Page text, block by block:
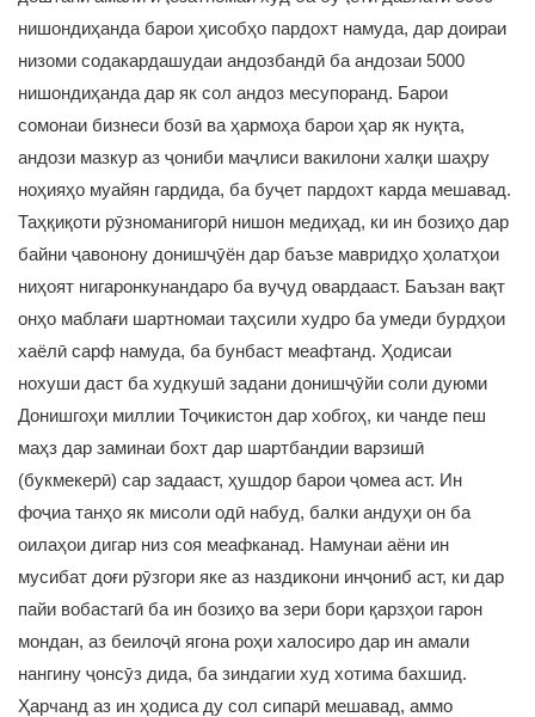
нишондиҳанда барои ҳисобҳо пардохт намуда, дар доираи
низоми содакардашудаи андозбандӣ ба андозаи 5000
нишондиҳанда дар як сол андоз месупоранд. Барои
сомонаи бизнеси бозӣ ва ҳармоҳа барои ҳар як нуқта,
андози мазкур аз ҷониби маҷлиси вакилони халқи шаҳру
ноҳияҳо муайян гардида, ба буҷет пардохт карда мешавад.
Таҳқиқоти рӯзноманигорӣ нишон медиҳад, ки ин бозиҳо дар
байни ҷавонону донишҷӯён дар баъзе мавридҳо ҳолатҳои
ниҳоят нигаронкунандаро ба вуҷуд овардааст. Баъзан вақт
онҳо маблағи шартномаи таҳсили худро ба умеди бурдҳои
хаёлӣ сарф намуда, ба бунбаст меафтанд. Ҳодисаи
нохуши даст ба худкушӣ задани донишҷӯйи соли дуюми
Донишгоҳи миллии Тоҷикистон дар хобгоҳ, ки чанде пеш
маҳз дар заминаи бохт дар шартбандии варзишӣ
(букмекерӣ) сар задааст, ҳушдор барои ҷомеа аст. Ин
фоҷиа танҳо як мисоли одӣ набуд, балки андуҳи он ба
оилаҳои дигар низ соя меафканад. Намунаи аёни ин
мусибат доғи рӯзгори яке аз наздикони инҷониб аст, ки дар
пайи вобастагӣ ба ин бозиҳо ва зери бори қарзҳои гарон
мондан, аз беилоҷӣ ягона роҳи халосиро дар ин амали
нангину ҷонсӯз дида, ба зиндагии худ хотима бахшид.
Ҳарчанд аз ин ҳодиса ду сол сипарӣ мешавад, аммо